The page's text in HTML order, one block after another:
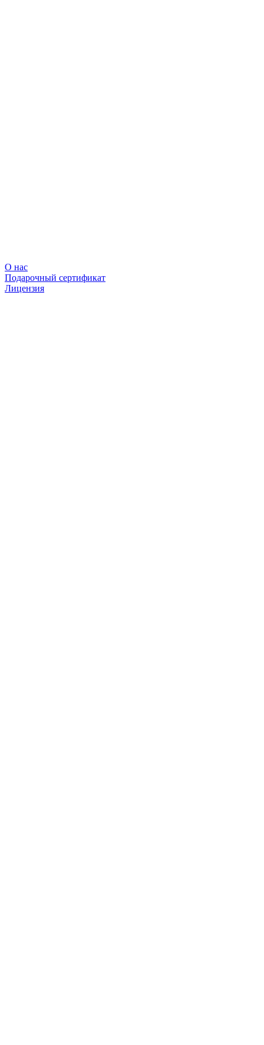
О нас
Подарочный сертификат
Лицензия